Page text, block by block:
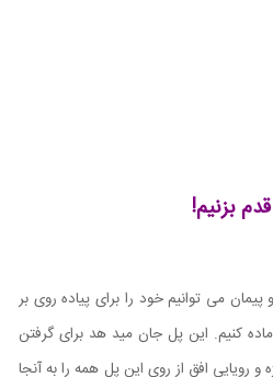
قدم بزنیم!
می توانیم خود را برای پیاده روی بر
کنیم. این پل جان مید هد برای گرفتن
رویایی افق از روی این پل همه را به آنجا